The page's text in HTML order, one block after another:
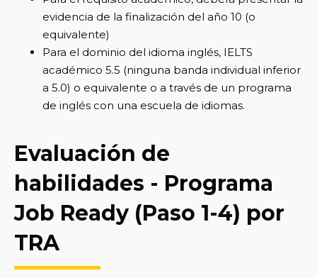
evidencia de la finalización del año 10 (o
equivalente)
Para el dominio del idioma inglés, IELTS
académico 5.5 (ninguna banda individual inferior
a 5.0) o equivalente o a través de un programa
de inglés con una escuela de idiomas.
Evaluación de
habilidades - Programa
Job Ready (Paso 1-4) por
TRA